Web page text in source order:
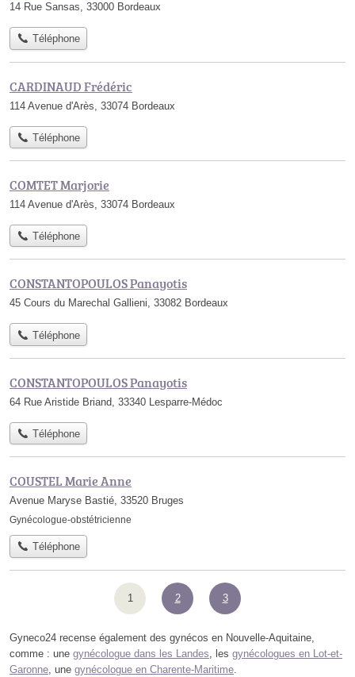
14 Rue Sansas, 33000 Bordeaux
Téléphone
CARDINAUD Frédéric
114 Avenue d'Arès, 33074 Bordeaux
Téléphone
COMTET Marjorie
114 Avenue d'Arès, 33074 Bordeaux
Téléphone
CONSTANTOPOULOS Panayotis
45 Cours du Marechal Gallieni, 33082 Bordeaux
Téléphone
CONSTANTOPOULOS Panayotis
64 Rue Aristide Briand, 33340 Lesparre-Médoc
Téléphone
COUSTEL Marie Anne
Avenue Maryse Bastié, 33520 Bruges
Gynécologue-obstétricienne
Téléphone
1 2 3
Gyneco24 recense également des gynécos en Nouvelle-Aquitaine,
comme : une gynécologue dans les Landes , les gynécologues en Lot-et-
Garonne , une gynécologue en Charente-Maritime